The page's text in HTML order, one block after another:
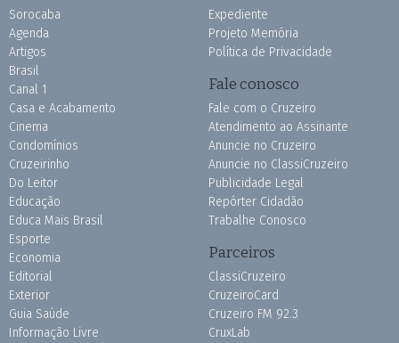
Sorocaba
Agenda
Artigos
Brasil
Canal 1
Casa e Acabamento
Cinema
Condomínios
Cruzeirinho
Do Leitor
Educação
Educa Mais Brasil
Esporte
Economia
Editorial
Exterior
Guia Saúde
Informação Livre
Expediente
Projeto Memória
Política de Privacidade
Fale conosco
Fale com o Cruzeiro
Atendimento ao Assinante
Anuncie no Cruzeiro
Anuncie no ClassiCruzeiro
Publicidade Legal
Repórter Cidadão
Trabalhe Conosco
Parceiros
ClassiCruzeiro
CruzeiroCard
Cruzeiro FM 92.3
CruxLab